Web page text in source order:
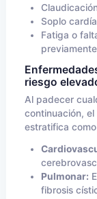
Soplo
Fatiga o
riesgo
Al padecer
continuación,
estratifica
Pulmonar:
fibrosis